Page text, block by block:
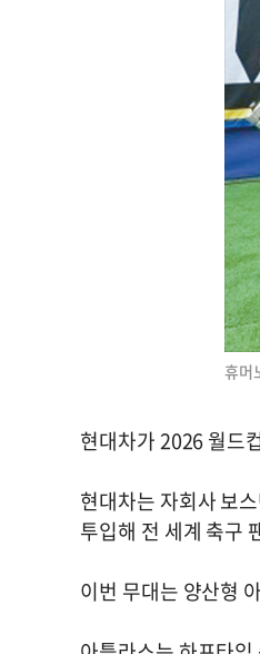
휴머
현대차가 2026 월드
현대차는 자회사 보
투입해 전 세계 축구
이번 무대는 양산형